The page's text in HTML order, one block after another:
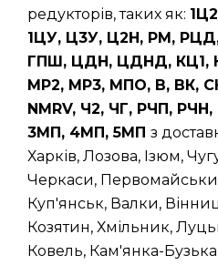
редукторів, таких як:
1ЦУ, Ц3У, Ц2Н, РМ,
ГПШ, ЦДН, ЦДНД, КЦ1,
МР2, МР3, МПО, В, ВК,
NMRV, Ч2, ЧГ, РЧП,
3МП, 4МП, 5МП з
Харків, Лозова, Ізюм,
Черкаси,
Куп'янськ, Валки,
Козятин, Хмільник,
Ковель, Кам'янка-